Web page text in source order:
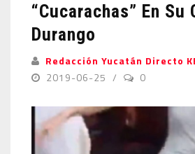
“cucarachas” En Su
Durango
Redacción Yucatán Directo
2019-06-25
0